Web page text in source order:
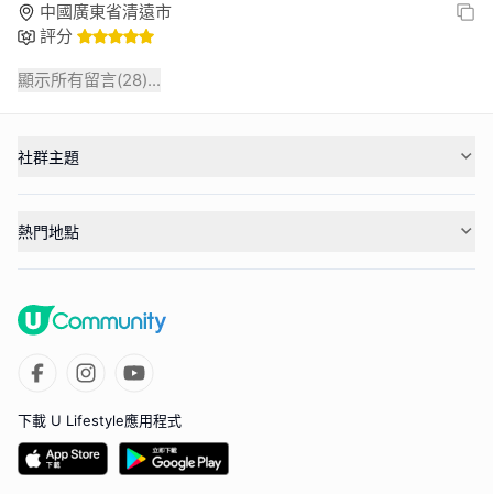
中國廣東省清遠市
評分
顯示所有留言(28)...
社群主題
熱門地點
下載 U Lifestyle應用程式